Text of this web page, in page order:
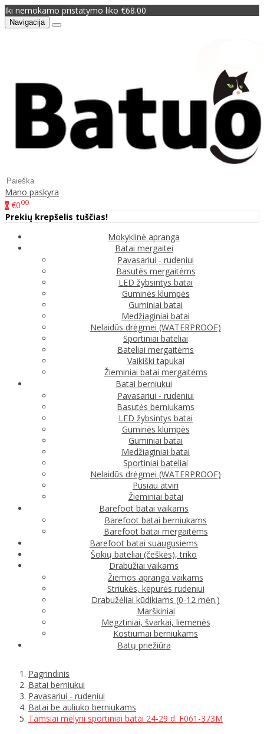
Iki nemokamo pristatymo liko €68.00
Navigacija
Mano paskyra
0 €000
Prekių krepšelis tuščias!
Mokyklinė apranga
Batai mergaitei
Pavasariui - rudeniui
Basutės mergaitėms
LED žybsintys batai
Guminės klumpės
Guminiai batai
Medžiaginiai batai
Nelaidūs drėgmei (WATERPROOF)
Sportiniai bateliai
Bateliai mergaitėms
Vaikiški tapukai
Žieminiai batai mergaitėms
Batai berniukui
Pavasariui - rudeniui
Basutės berniukams
LED žybsintys batai
Guminės klumpės
Guminiai batai
Medžiaginiai batai
Sportiniai bateliai
Nelaidūs drėgmei (WATERPROOF)
Pusiau atviri
Žieminiai batai
Barefoot batai vaikams
Barefoot batai berniukams
Barefoot batai mergaitėms
Barefoot batai suaugusiems
Šokių bateliai (češkės), triko
Drabužiai vaikams
Žiemos apranga vaikams
Striukės, kepurės rudeniui
Drabužėliai kūdikiams (0-12 mėn.)
Marškiniai
Megztiniai, švarkai, liemenės
Kostiumai berniukams
Batų priežiūra
Pagrindinis
Batai berniukui
Pavasariui - rudeniui
Batai be auliuko berniukams
Tamsiai mėlyni sportiniai batai 24-29 d. F061-373M